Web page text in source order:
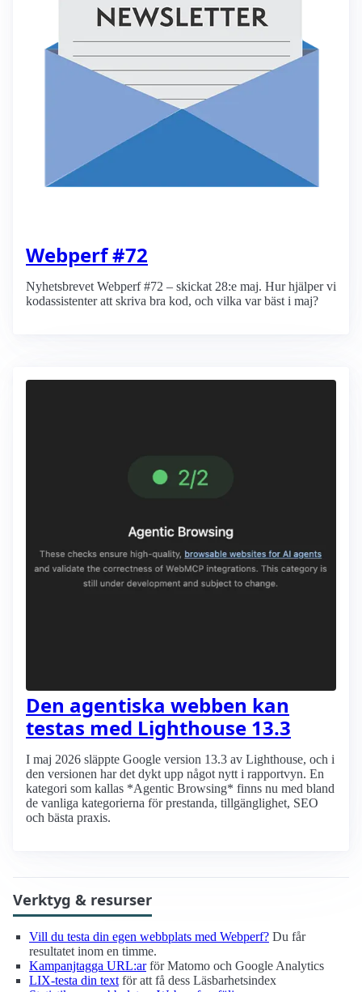
Webperf #72
Nyhetsbrevet Webperf #72 – skickat 28:e maj. Hur hjälper vi
kodassistenter att skriva bra kod, och vilka var bäst i maj?
Den agentiska webben kan
testas med Lighthouse 13.3
I maj 2026 släppte Google version 13.3 av Lighthouse, och i
den versionen har det dykt upp något nytt i rapportvyn. En
kategori som kallas *Agentic Browsing* finns nu med bland
de vanliga kategorierna för prestanda, tillgänglighet, SEO
och bästa praxis.
Verktyg & resurser
Vill du testa din egen webbplats med Webperf? Du får
resultatet inom en timme.
Kampanjtagga URL:arför Matomo och Google Analytics
LIX-testa din text för att få dess Läsbarhetsindex